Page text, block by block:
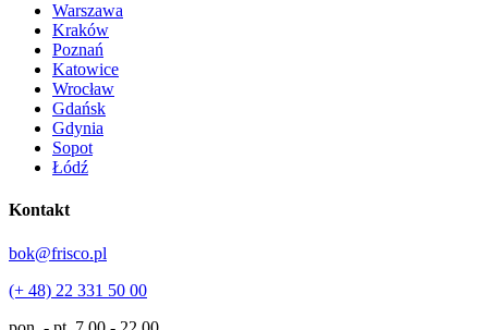
Warszawa
Kraków
Poznań
Katowice
Wrocław
Gdańsk
Gdynia
Sopot
Łódź
Kontakt
bok@frisco.pl
(+ 48) 22 331 50 00